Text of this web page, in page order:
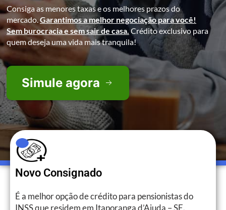
Consiga as menores taxas e os melhores prazos do
mercado.Garantimos a melhor negociação para você!
Sem burocracia e sem sair de casa.Crédito exclusivo para
quem deseja uma vida mais tranquila!
Simule agora
Novo Consignado
É a melhor opção de crédito para pensionistas do
INSS que residem em Itaporanga d’Ajuda – SE.